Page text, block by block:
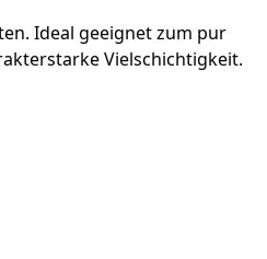
Ideal geeignet zum pur
Vielschichtigkeit.